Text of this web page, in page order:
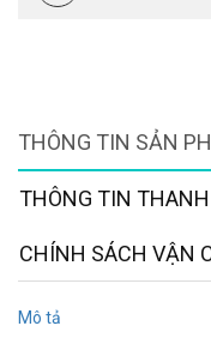
THÔNG TIN SẢN
THÔNG TIN
CHÍNH SÁCH VẬN
Mô tả